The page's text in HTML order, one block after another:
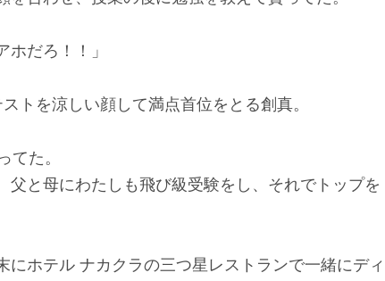
ホだろ！！」
トを涼しい顔して満点首位をとる創真。
てた。
父と母にわたしも飛び級受験をし、それでトップを
ホテル ナカクラの三つ星レストランで一緒にディ